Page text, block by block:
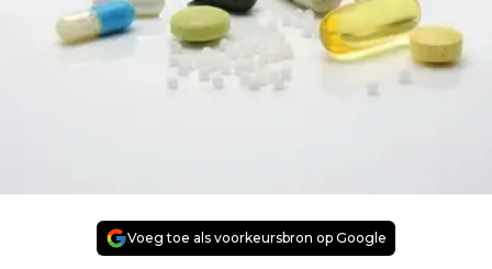
Voeg toe als voorkeursbron op Google